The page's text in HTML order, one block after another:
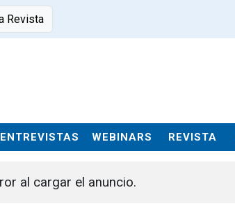
Revista
ENTREVISTAS WEBINARS REVISTA
al cargar el anuncio.